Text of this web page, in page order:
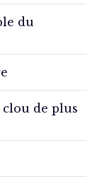
du
de plus